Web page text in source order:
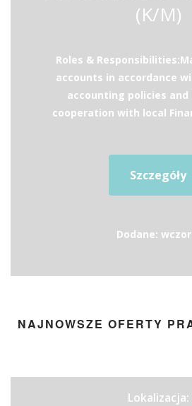
(K/M)
Roles &
accounts in accordance
accounting policies and
cooperation with local
Szczegóły
Dodane:
NAJNOWSZE OFERTY
Lokalizacja: